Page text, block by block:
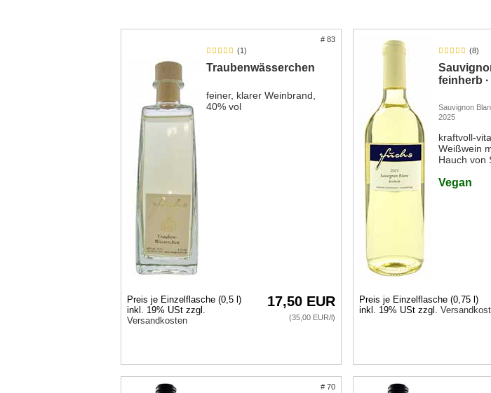
# 83
(1)
Traubenwässerchen
feiner, klarer Weinbrand,
40% vol
17,50 EUR
(35,00 EUR/l)
Preis je Einzelflasche (0,5 l)
inkl. 19% USt zzgl.
Versandkosten
(8)
feinherb
Sauvignon
2025
kraftvoll-
Weißwein
Hauch von
Vegan
Preis je Einzelflasche (0,75 l)
inkl. 19% USt zzgl.
# 70